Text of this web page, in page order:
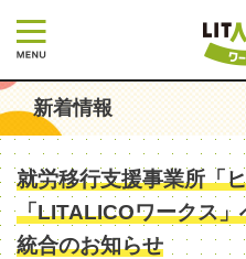
新着情報
就労移行支援事業所「
「LITALICOワークス
統合のお知らせ